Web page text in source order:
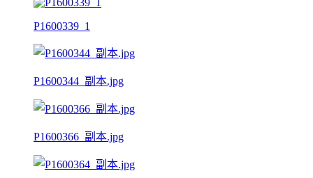
P1600339_1
P1600344_副本.jpg
P1600366_副本.jpg